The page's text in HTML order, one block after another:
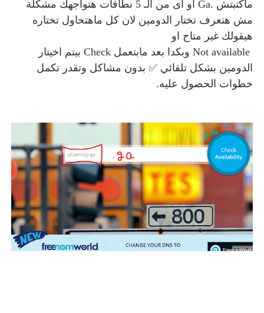
ماكتبتش .Ga او اى من الـ 5 نطاقات هتواجهك مشكلة
مش هتعرف تختار الدومين لان كل ماهتحاول تختاره
هيقولك غير متاح او
Not available وبكدا بعد مابتعمل Check بيتم اخيتار
الدومين بشكل تلقائي ✅ بدون مشاكل وتقدر تكمل
خطوات الحصول عليه.